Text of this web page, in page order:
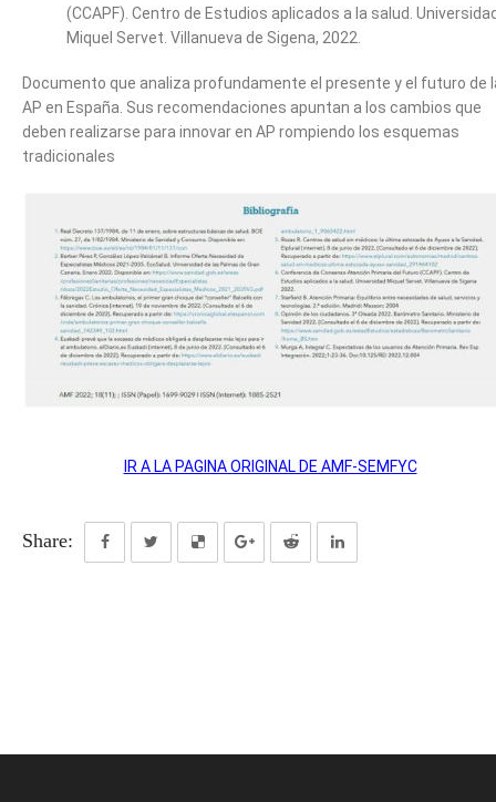
(CCAPF). Centro de Estudios aplicados a la salud.
Miquel Servet. Villanueva de Sigena, 2022.
Documento que analiza profundamente el presente y el futuro de
AP en España. Sus recomendaciones apuntan a los cambios que
deben realizarse para innovar en AP rompiendo los esquemas
tradicionales
IR A LA PAGINA ORIGINAL DE AMF-SEMFYC
Share: